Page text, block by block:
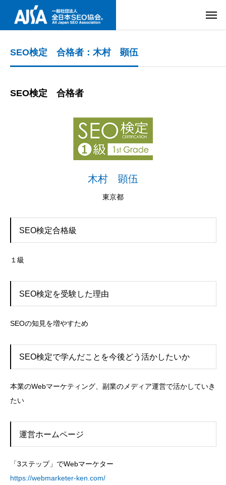
SEO検定 合格者：木村 顕伍
SEO検定 合格者
木村 顕伍
東京都
SEO検定合格級
１級
SEO検定を受験した理由
SEOの知見を増やすため
SEO検定で学んだことを今後どう活かしたいか
本業のWebマーケティング、副業のメディア運営で活かしていき
たい
運営ホームページ
「3ステップ」でWebマーケター
https://webmarketer-ken.com/